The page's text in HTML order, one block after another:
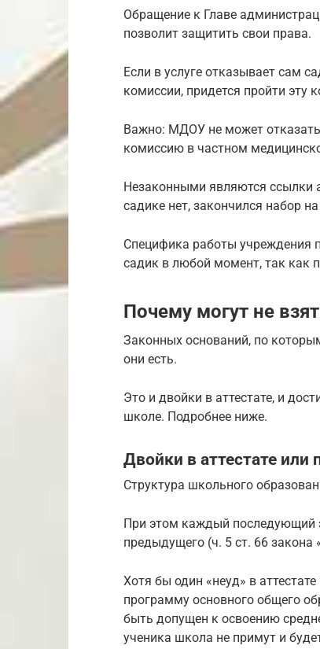
Обращение к Главе
позволит защитить свои права.
Если в услуге отказывает сам
комиссии, придется пройти эту
Важно: МДОУ не может отказать
комиссию в частном
Незаконными являются ссылки
садике нет, закончился набор
Специфика работы учреждения
садик в любой момент, так как
Почему могут не
Законных оснований, по
они есть.
Это и двойки в аттестате, и
школе. Подробнее ниже.
Двойки в аттестате или
Структура школьного
При этом каждый последующий
предыдущего (ч. 5 ст. 66
Хотя бы один «неуд» в
программу основного общего
быть допущен к освоению
ученика школа не примут и